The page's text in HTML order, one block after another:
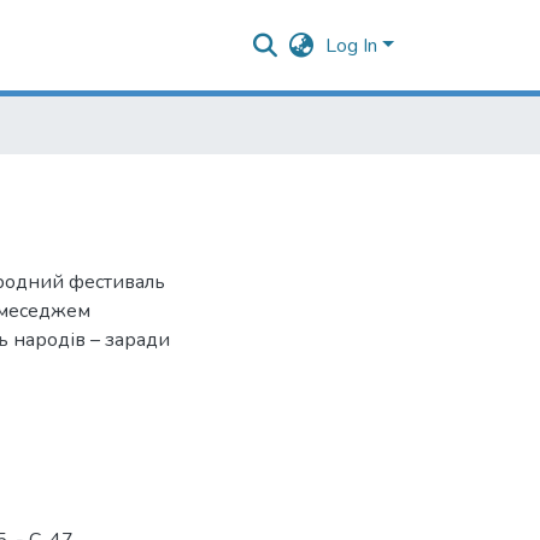
Log In
фестиваль
народів – заради